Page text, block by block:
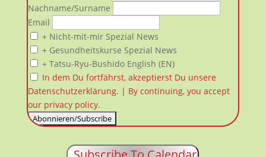
Nachname/Surname
Email
+ Nicht-mit-mir Spezial News
+ Gesundheitskurse Spezial News
+ Tatsu-Ryu-Bushido English (EN)
In dem Du fortfährst, akzeptierst Du unsere
Datenschutzerklärung. | By continuing, you accept
our privacy policy.